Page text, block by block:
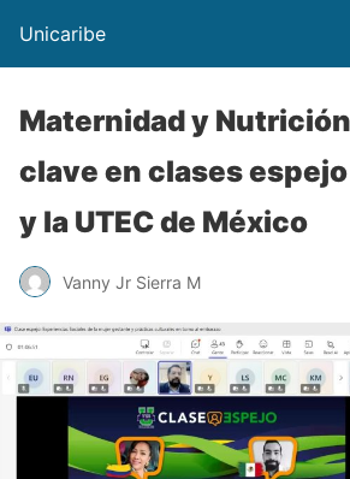
Unicaribe
Maternidad y
clave en clases espejo
y la UTEC de México
Vanny Jr Sierra M